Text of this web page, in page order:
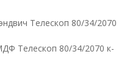
Телескоп 80/34/2070
Телескоп 80/34/2070 к-